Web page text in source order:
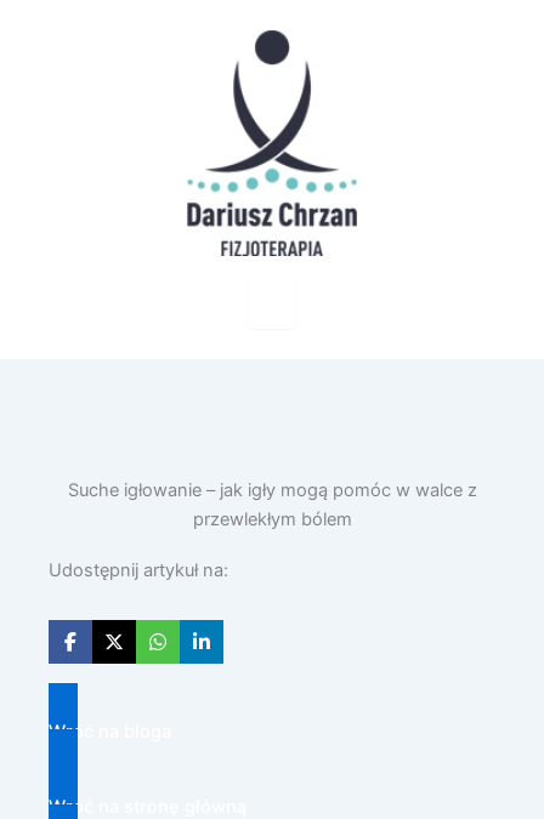
Suche igłowanie – jak igły mogą pomóc w walce z
przewlekłym bólem
Udostępnij artykuł na:
Wróć na bloga
Wróć na stronę główną